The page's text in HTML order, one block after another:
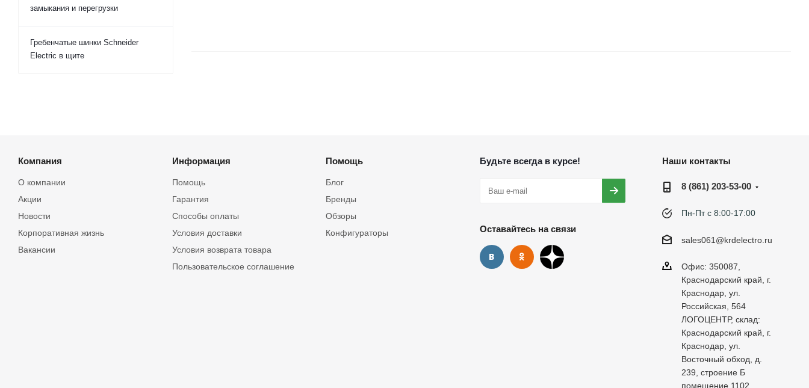
замыкания и перегрузки
Гребенчатые шинки Schneider
Electric в щите
Компания
О компании
Акции
Новости
Корпоративная жизнь
Вакансии
Информация
Помощь
Гарантия
Способы оплаты
Условия доставки
Условия возврата товара
Пользовательское соглашение
Помощь
Блог
Бренды
Обзоры
Конфигураторы
Будьте всегда в курсе!
Оставайтесь на связи
Наши контакты
8 (861) 203-53-00
Пн-Пт с 8:00-17:00
sales061@krdelectro.ru
Офис: 350087,
Краснодарский край, г.
Краснодар, ул.
Российская, 564
ЛОГОЦЕНТР, склад:
Краснодарский край, г.
Краснодар, ул.
Восточный обход, д.
239, строение Б
помещение 1102